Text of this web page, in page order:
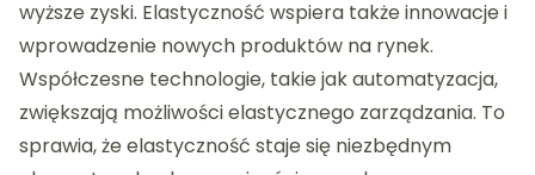
wyższe zyski. Elastyczność wspiera także innowacje i
wprowadzenie nowych produktów na rynek.
Współczesne technologie, takie jak automatyzacja,
zwiększają możliwości elastycznego zarządzania. To
sprawia, że elastyczność staje się niezbędnym